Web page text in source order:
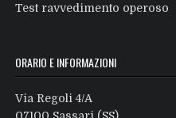
Test ravvedimento operoso
ORARIO E INFORMAZIONI
Via Regoli 4/A
07100 Sassari (SS)